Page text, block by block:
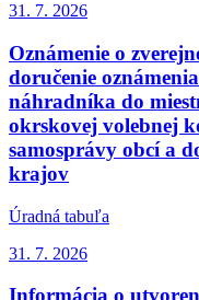
31. 7. 2026
Oznámenie o
doručenie
náhradníka do
okrskovej volebnej
samosprávy obcí a
krajov
Úradná tabuľa
31. 7. 2026